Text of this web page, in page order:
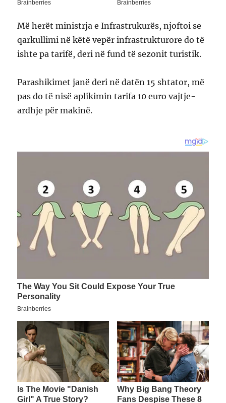
Më herët ministrja e Infrastrukurës, njoftoi se
qarkullimi në këtë vepër infrastrukturore do të
ishte pa tarifë, deri në fund të sezonit turistik.
Parashikimet janë deri në datën 15 shtator, më
pas do të nisë aplikimin tarifa 10 euro vajtje-
ardhje për makinë.